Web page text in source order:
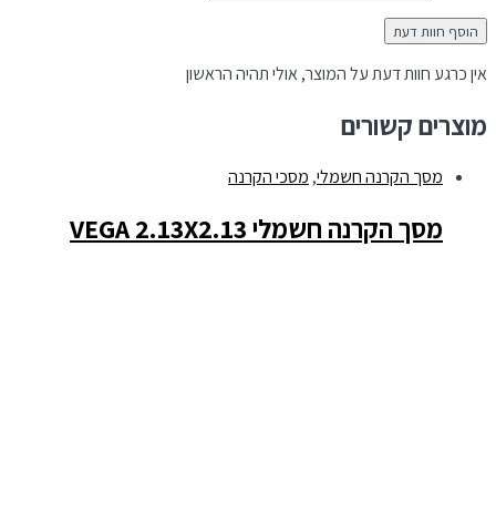
אין כרגע חוות דעת על המוצר, אולי תהיה הראשון
מוצרים קשורים
מסך הקרנה חשמלי,מסכי הקרנה
מסך הקרנה חשמלי VEGA 2.13X2.13